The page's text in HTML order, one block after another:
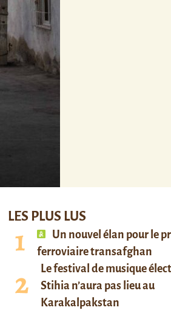
LES PLUS LUS
Un nouvel élan pour le
ferroviaire transafghan
Le festival de musique
Stihia n’aura pas lieu au
Karakalpakstan